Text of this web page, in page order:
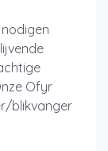
Ofyr
blikvanger